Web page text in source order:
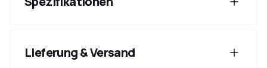
Lieferung & Versand